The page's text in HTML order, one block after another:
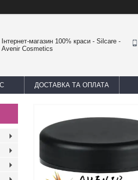
Інтернет-магазин 100% краси - Silcare -
Avenir Cosmetics
ДОСТАВКА ТА ОПЛАТА